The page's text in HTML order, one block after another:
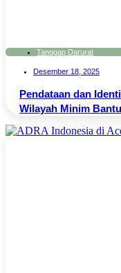
Tanggap Darurat
Desember 18, 2025
Pendataan dan
Wilayah Minim